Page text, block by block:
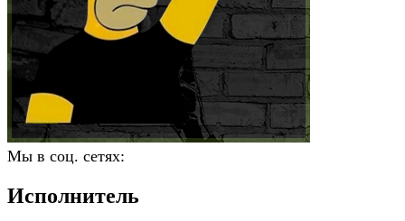
Мы в соц. сетях:
Исполнитель